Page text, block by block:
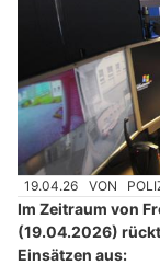
19.04.26 VON
Im Zeitraum von
(19.04.2026)
Einsätzen aus: